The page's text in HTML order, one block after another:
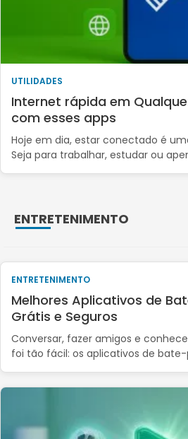
UTILIDADES
Internet rápida em
com esses apps
Hoje em dia, estar conectado é
Seja para trabalhar, estudar ou
ENTRETENIMENTO
ENTRETENIMENTO
Melhores Aplicativos de
Grátis e Seguros
Conversar, fazer amigos e
foi tão fácil: os aplicativos de